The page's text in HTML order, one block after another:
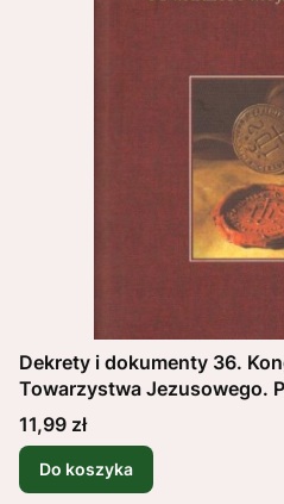
Dekrety i dokumenty 36.
Towarzystwa Jezusowego.
Cena
11,99 zł
Do koszyka